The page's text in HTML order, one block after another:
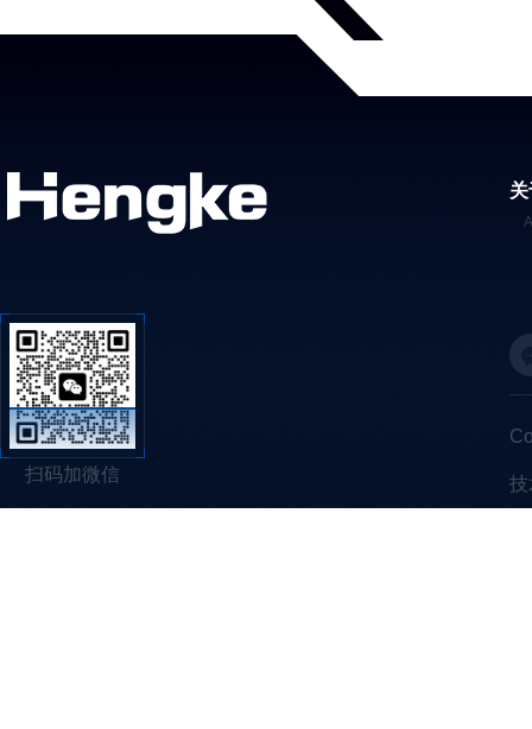
扫码加微信 技